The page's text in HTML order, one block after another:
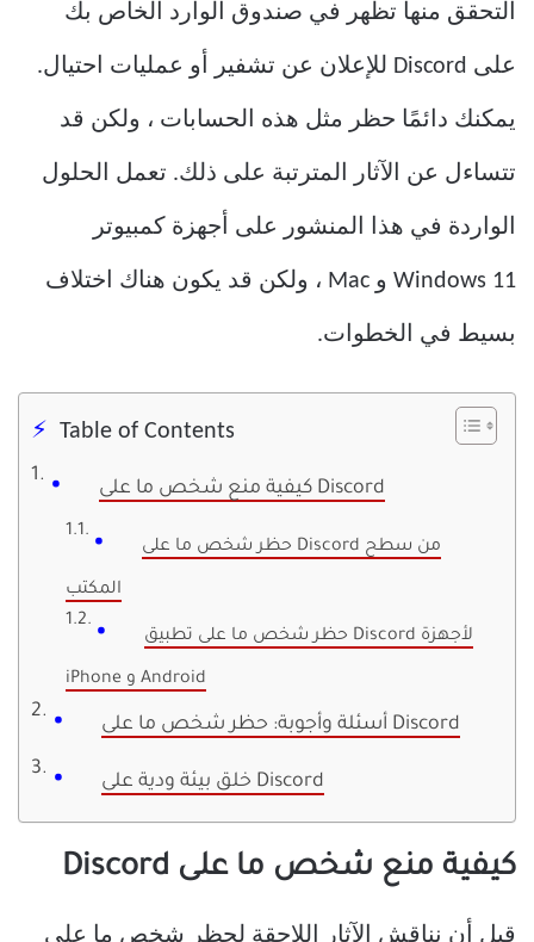
التحقق منها تظهر في صندوق الوارد الخاص بك
على Discord للإعلان عن تشفير أو عمليات احتيال.
يمكنك دائمًا حظر مثل هذه الحسابات ، ولكن قد
تتساءل عن الآثار المترتبة على ذلك. تعمل الحلول
الواردة في هذا المنشور على أجهزة كمبيوتر
Windows 11 و Mac ، ولكن قد يكون هناك اختلاف
بسيط في الخطوات.
Table of Contents
كيفية منع شخص ما على Discord
حظر شخص ما على Discord من سطح
المكتب
حظر شخص ما على تطبيق Discord لأجهزة
iPhone و Android
أسئلة وأجوبة: حظر شخص ما على Discord
خلق بيئة ودية على Discord
كيفية منع شخص ما على Discord
قبل أن نناقش الآثار اللاحقة لحظر شخص ما على